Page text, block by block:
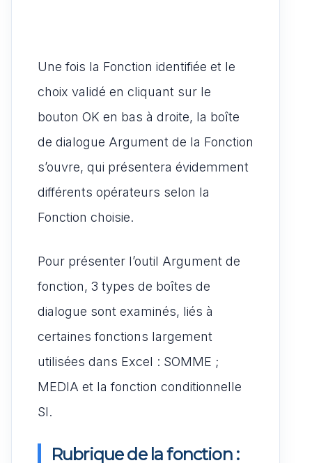
Une fois la Fonction identifiée et le
choix validé en cliquant sur le
bouton OK en bas à droite, la boîte
de dialogue Argument de la Fonction
s’ouvre, qui présentera évidemment
différents opérateurs selon la
Fonction choisie.
Pour présenter l’outil Argument de
fonction, 3 types de boîtes de
dialogue sont examinés, liés à
certaines fonctions largement
utilisées dans Excel : SOMME ;
MEDIA et la fonction conditionnelle
SI.
Rubrique de la fonction :